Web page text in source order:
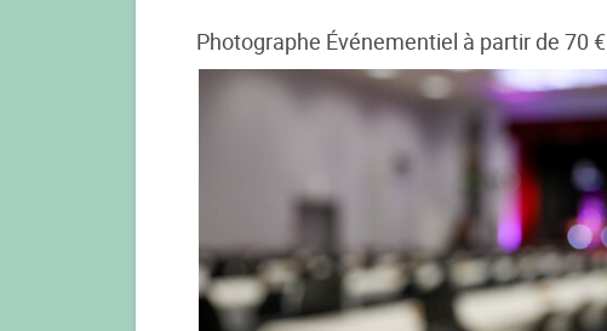
Photographe Événementiel à partir de 70 €